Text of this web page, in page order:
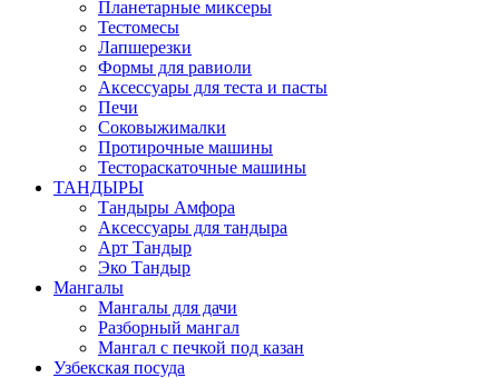
Планетарные миксеры
Тестомесы
Лапшерезки
Формы для равиоли
Аксессуары для теста и пасты
Печи
Соковыжималки
Протирочные машины
Тестораскаточные машины
ТАНДЫРЫ
Тандыры Амфора
Аксессуары для тандыра
Арт Тандыр
Эко Тандыр
Мангалы
Мангалы для дачи
Разборный мангал
Мангал с печкой под казан
Узбекская посуда